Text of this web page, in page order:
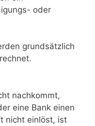
oder
grundsätzlich
nachkommt,
eine Bank einen
nicht einlöst, ist